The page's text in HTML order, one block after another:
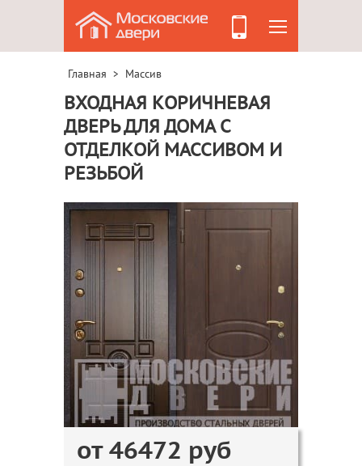
Главная > Массив
ВХОДНАЯ КОРИЧНЕВАЯ
ДВЕРЬ ДЛЯ ДОМА С
ОТДЕЛКОЙ МАССИВОМ И
РЕЗЬБОЙ
от 46472 руб